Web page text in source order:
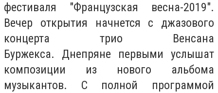
фестиваля "Французская весна-2019".
Вечер открытия начнется с джазового
концерта трио Венсана
Буржекса. Днепряне первыми услышат
композиции из нового альбома
музыкантов. C полной программой